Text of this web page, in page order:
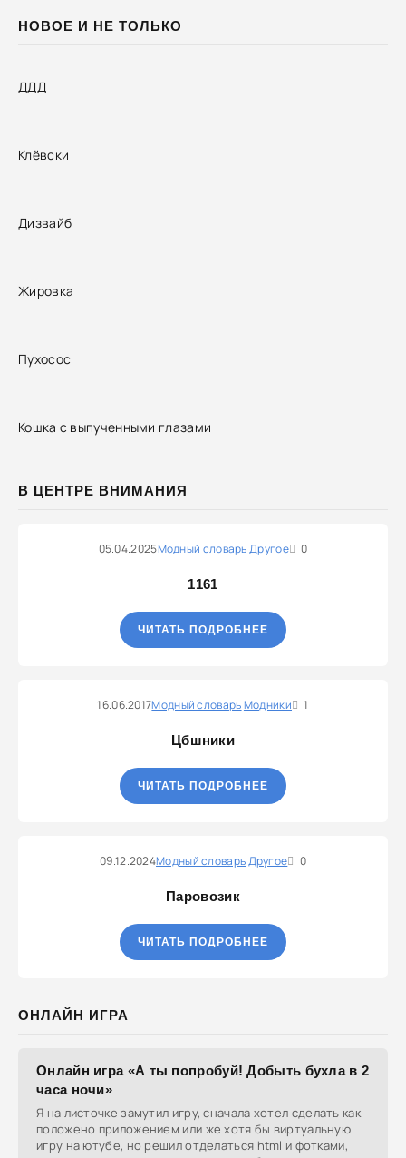
НОВОЕ И НЕ ТОЛЬКО
ДДД
Клёвски
Дизвайб
Жировка
Пухосос
Кошка с выпученными глазами
В ЦЕНТРЕ ВНИМАНИЯ
05.04.2025Модный словарьДругое 0
1161
ЧИТАТЬ ПОДРОБНЕЕ
16.06.2017Модный словарьМодники 1
Цбшники
ЧИТАТЬ ПОДРОБНЕЕ
09.12.2024Модный словарьДругое 0
Паровозик
ЧИТАТЬ ПОДРОБНЕЕ
ОНЛАЙН ИГРА
Онлайн игра «А ты попробуй! Добыть бухла в 2
часа ночи»
Я на листочке замутил игру, сначала хотел сделать как
положено приложением или же хотя бы виртуальную
игру на ютубе, но решил отделаться html и фотками,